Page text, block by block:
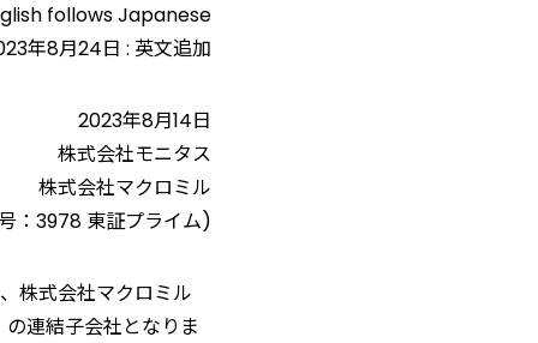
follows Japanese
年8月24日 : 英文追加
2023年8月14日
株式会社モニタス
株式会社マクロミル
：3978 東証プライム)
株式会社マクロミル
連結子会社となりま